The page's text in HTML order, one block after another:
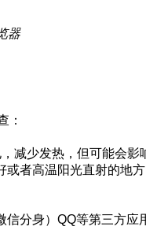
器
：
少发热，但可能会影
者高温阳光直射的
分身）QQ等第三方